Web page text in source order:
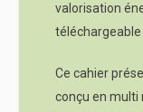
valorisation
téléchargeable
Ce cahier
conçu en multi